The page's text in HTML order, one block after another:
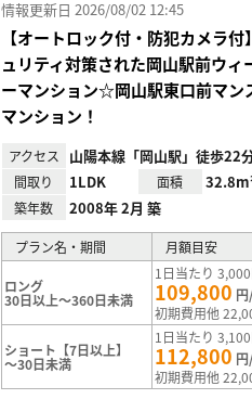
情報更新日 2026/08/02 12:45
【オートロック付・防犯カメラ付
ュリティ対策された岡山駅前ウィ
ーマンション☆岡山駅東口前マン
マンション！
アクセス 山陽本線「岡山駅」徒歩22
間取り 1LDK 面積
築年数 2008年 2月 築
プラン名・期間 月額目安
ロング
30日以上～360日未満
1日当たり
109,800
初期費用他
ショート【7日以上】
～30日未満
1日当たり
112,800
初期費用他